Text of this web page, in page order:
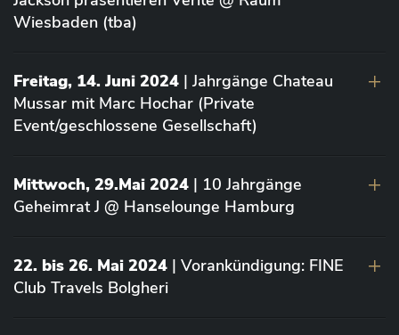
Wiesbaden (tba)
Freitag, 14. Juni 2024 | Jahrgänge Chateau
Mussar mit Marc Hochar (Private
Event/geschlossene Gesellschaft)
Mittwoch, 29.Mai 2024 | 10 Jahrgänge
Geheimrat J @ Hanselounge Hamburg
22. bis 26. Mai 2024 | Vorankündigung: FINE
Club Travels Bolgheri